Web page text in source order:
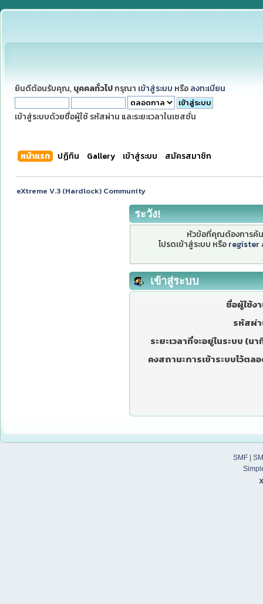
ยินดีต้อนรับคุณ, บุคคลทั่วไปกรุณา เข้าสู่ระบบ หรือ ลงทะเบียน
เข้าสู่ระบบด้วยชื่อผู้ใช้ รหัสผ่าน และระยะเวลาในเซสชั่น
หน้าแรก ปฏิทิน Gallery เข้าสู่ระบบ สมัครสมาชิก
eXtreme V.3 (Hardlock) Community
ระวัง!
หัวข้อที่คุณต้องการค้
โปรดเข้าสู่ระบบ หรือ register
เข้าสู่ระบบ
ชื่อผู้ใช้ง
รหัสผ่
ระยะเวลาที่จะอยู่ในระบบ (นา
คงสถานะการเข้าระบบไว้ตล
SMF|